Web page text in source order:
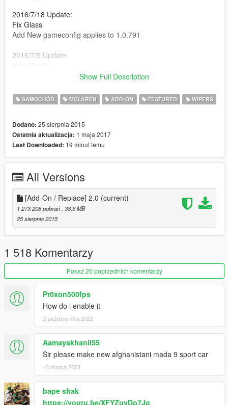
2016/7/18 Update:
Fix Glass
Add New gameconfig applies to 1.0.791
2016/7/5 Update:
New Chrome texture
New Carbon fiber texture
[YCA Modder Group]
http://yca-mods.weebly.com
Show Full Description
SAMOCHÓD MCLAREN ADD-ON FEATURED WIPERS
Dodano: 25 sierpnia 2015
Ostatnia aktualizacja: 1 maja 2017
Last Downloaded: 19 minut temu
All Versions
[Add-On / Replace] 2.0 (current)
1 273 208 pobrań , 38,6 MB
25 sierpnia 2015
1 518 Komentarzy
Pokaż 20 poprzednich komentarzy
Pr0xon500fps
How do i enable it
2 października 2022
Aamayakhanii55
Sir please make new afghanistani mada 9 sport car
10 marca 2023
bape shak
https://youtu.be/XFYZuyDo7Jg